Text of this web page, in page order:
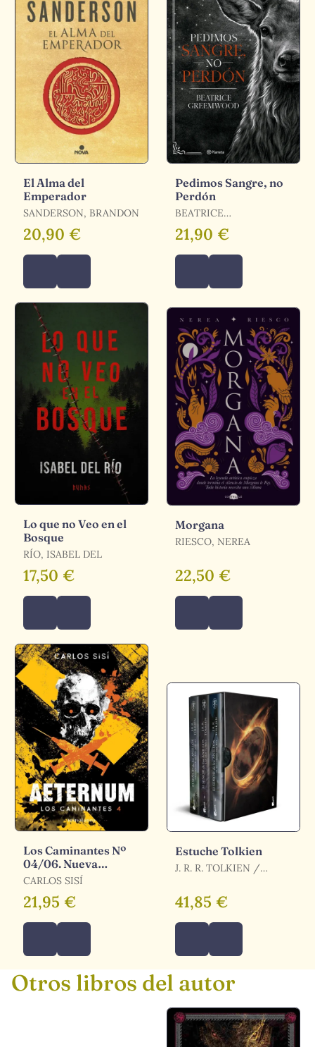
El Alma del
Emperador
SANDERSON, BRANDON
20,90 €
Pedimos Sangre, no
Perdón
BEATRICE
21,90 €
Lo que no Veo en el
Bosque
RÍO, ISABEL DEL
17,50 €
Morgana
RIESCO, NEREA
22,50 €
Los Caminantes Nº
04/06. Nueva
Edición
CARLOS SISÍ
21,95 €
Estuche Tolkien
J. R. R. TOLKIEN /
TOLKIEN
41,85 €
Otros libros del autor